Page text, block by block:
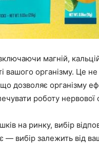
магній,
вашого організму. Це не
дозволяє організму
роботу нервової
на ринку, вибір
вибір залежить від